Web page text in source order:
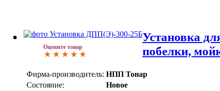
Оцените товар
Установка
побелки,
Фирма-производитель: НПП Тонар
Состояние:
Новое